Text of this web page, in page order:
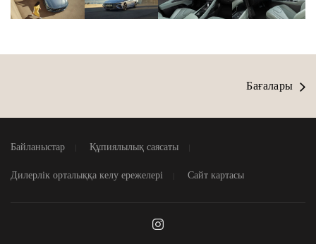
Бағалары
Байланыстар Құпиялылық саясаты
Дилерлік орталыққа келу ережелері Сайт картасы